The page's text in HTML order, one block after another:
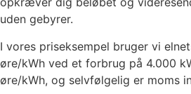
uden gebyrer.
I vores priseksempel bruger vi
øre/kWh ved et forbrug på 4.000
øre/kWh, og selvfølgelig er moms